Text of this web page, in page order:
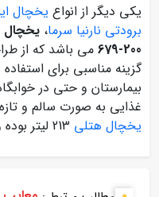
یکی دیگر از انواع یخچال
برودتی نارنیا سرما،
679-200 می باشد که از
گزینه مناسبی برای
بیمارستان و حتی در
غذایی به‌ صورت سالم و
یخچال هتلی